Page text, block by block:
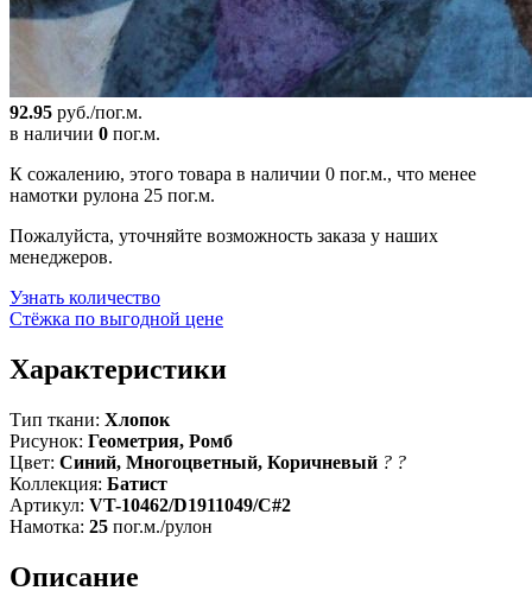
92.95 руб./пог.м.
в наличии 0 пог.м.
К сожалению, этого товара в наличии 0 пог.м., что менее
намотки рулона 25 пог.м.
Пожалуйста, уточняйте возможность заказа у наших
менеджеров.
Узнать количество
Стёжка по выгодной цене
Характеристики
Тип ткани: Хлопок
Рисунок: Геометрия, Ромб
Цвет: Синий, Многоцветный, Коричневый ? ?
Коллекция: Батист
Артикул: VT-10462/D1911049/C#2
Намотка: 25 пог.м./рулон
Описание